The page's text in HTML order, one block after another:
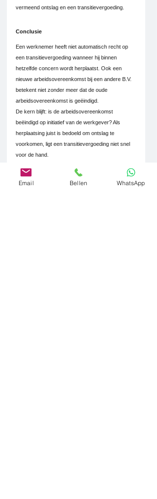
vermeend ontslag en een transitievergoeding.
Conclusie
Een werknemer heeft niet automatisch recht op
een transitievergoeding wanneer hij binnen
hetzelfde concern wordt herplaatst. Ook een
nieuwe arbeidsovereenkomst bij een andere B.V.
betekent niet zonder meer dat de oude
arbeidsovereenkomst is geëindigd.
De kern blijft: is de arbeidsovereenkomst
beëindigd op initiatief van de werkgever? Als
herplaatsing juist is bedoeld om ontslag te
voorkomen, ligt een transitievergoeding niet snel
voor de hand.
herplaatsing, functiewijziging of discussie over
een transitievergoeding? Dan is het verstandig om
Email Bellen WhatsApp